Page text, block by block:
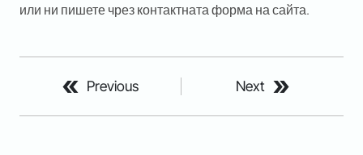
или ни пишете чрез контактната форма на сайта.
Previous Next